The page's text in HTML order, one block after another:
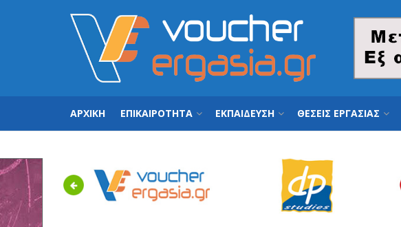
ΑΡΧΙΚΗ ΕΠΙΚΑΙΡΟΤΗΤΑ ΕΚΠΑΙΔΕΥΣΗ ΘΕΣΕΙΣ ΕΡΓΑΣΙΑΣ
Previous